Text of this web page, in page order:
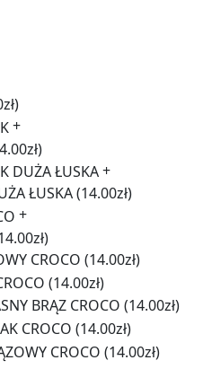
+
+
ŁUSKA(14.00zł)
+
CROCO (14.00zł)
(14.00zł)
BRĄZ CROCO (14.00zł)
CROCO (14.00zł)
CROCO (14.00zł)